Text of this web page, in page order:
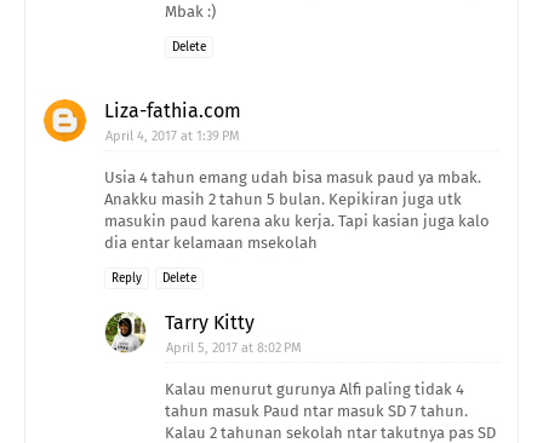
Mbak :)
Delete
Liza-fathia.com
April 4, 2017 at 1:39 PM
Usia 4 tahun emang udah bisa masuk paud ya mbak.
Anakku masih 2 tahun 5 bulan. Kepikiran juga utk
masukin paud karena aku kerja. Tapi kasian juga kalo
dia entar kelamaan msekolah
Reply Delete
Tarry Kitty
April 5, 2017 at 8:02 PM
Kalau menurut gurunya Alfi paling tidak 4
tahun masuk Paud ntar masuk SD 7 tahun.
Kalau 2 tahunan sekolah ntar takutnya pas SD